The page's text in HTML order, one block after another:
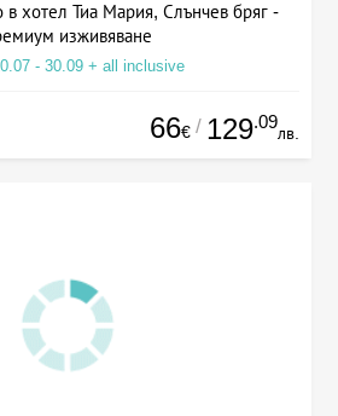
в хотел Тиа Мария, Слънчев бряг -
изживяване
- 30.09 + all inclusive
66€ / 129.09
лв.